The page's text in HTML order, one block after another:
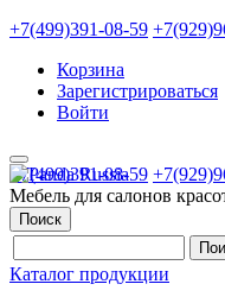
+7(499)391-08-59
Корзина
Зарегистрироваться
Войти
+7(499)391-08-59
Мебель для салонов
Поиск
Каталог продукции